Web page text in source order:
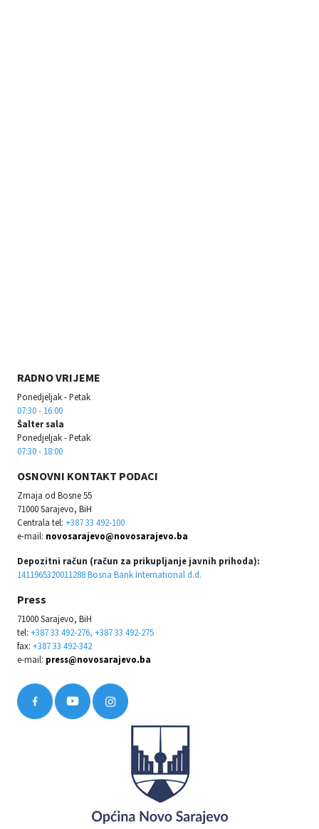
RADNO VRIJEME
Ponedjeljak - Petak
07:30 - 16:00
Šalter sala
Ponedjeljak - Petak
07:30 - 18:00
OSNOVNI KONTAKT PODACI
Zmaja od Bosne 55
71000 Sarajevo, BiH
Centrala tel: +387 33 492-100
e-mail: novosarajevo@novosarajevo.ba
Depozitni račun (račun za prikupljanje javnih prihoda):
1411965320011288 Bosna Bank International d.d.
Press
71000 Sarajevo, BiH
tel: +387 33 492-276, +387 33 492-275
fax: +387 33 492-342
e-mail: press@novosarajevo.ba